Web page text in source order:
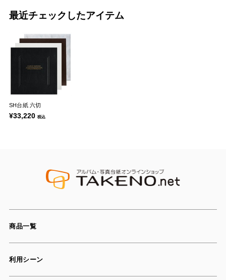
最近チェックしたアイテム
SH台紙 六切
¥33,220 税込
商品一覧
利用シーン